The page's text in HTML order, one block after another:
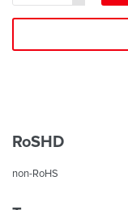
RoSHD
non-RoHS